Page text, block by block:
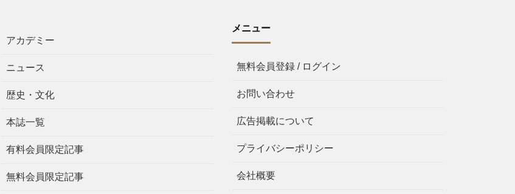
アカデミー
ニュース
歴史・文化
本誌一覧
有料会員限定記事
無料会員限定記事
メニュー
無料会員登録 / ログイン
お問い合わせ
広告掲載について
プライバシーポリシー
会社概要